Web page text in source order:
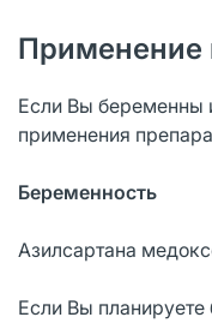
Применение
Если Вы беременны
применения
Беременность
Азилсартана
Если Вы